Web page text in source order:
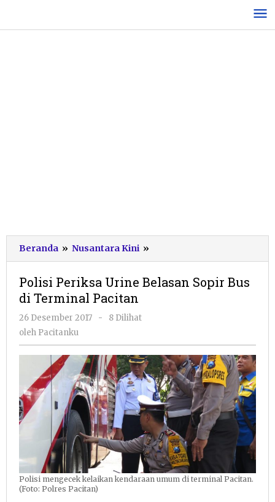
konten
Beranda » Nusantara Kini »
Periksa
Belasan
Polisi Periksa Urine Belasan Sopir Bus
di Terminal Pacitan
26 Desember 2017
oleh
-
8 Dilihat
oleh Pacitanku
Polisi mengecek kelaikan kendaraan umum di terminal Pacitan.
(Foto: Polres Pacitan)